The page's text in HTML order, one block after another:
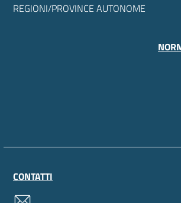
REGIONI/PROVINCE AUTONOME
CONTATTI